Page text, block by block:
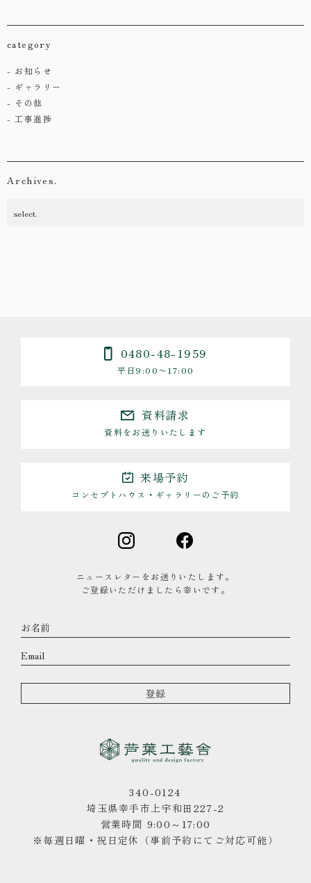
category
お知らせ
ギャラリー
その他
工事進捗
Archives.
0480-48-1959
平日9:00〜17:00
資料請求
資料をお送りいたします
来場予約
コンセプトハウス・ギャラリーのご予約
ニュースレターをお送りいたします。
ご登録いただけましたら幸いです。
340-0124
埼玉県幸手市上宇和田227-2
営業時間 9:00～17:00
※毎週日曜・祝日定休（事前予約にてご対応可能）